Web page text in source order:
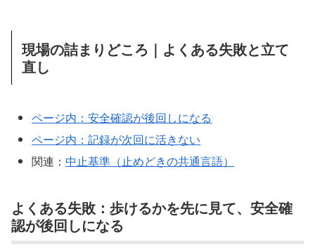
現場の詰まりどころ｜よくある失敗と立て
直し
ページ内：安全確認が後回しになる
ページ内：記録が次回に活きない
関連：中止基準（止めどきの共通言語）
よくある失敗：歩けるかを先に見て、安全確
認が後回しになる